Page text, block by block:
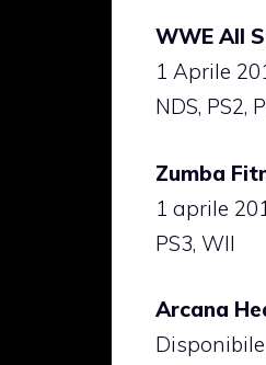
WWE All
1 Aprile
NDS, PS2,
Zumba
1 aprile
PS3, WII
Arcana